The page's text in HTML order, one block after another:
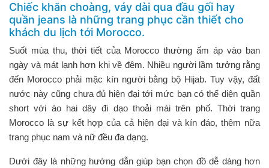
Chiếc khăn choàng, váy dài qua đầu gối hay
quần jeans là những trang phục cần thiết cho
khách du lịch tới Morocco.
Suốt mùa thu, thời tiết của Morocco thường ấm áp vào ban
ngày và mát lạnh hơn khi về đêm. Nhiều người lầm tưởng rằng
đến Morocco phải mặc kín người bằng bộ Hijab. Tuy vậy, đất
nước này cũng chưa đủ hiện đại tới mức bạn có thể diện quần
short với áo hai dây đi dạo thoải mái trên phố. Thời trang
Morocco là sự kết hợp của cả hiện đại và kín đáo, thêm nữa
trang phục nam và nữ đều đa dạng.
Dưới đây là những hướng dẫn giúp bạn chọn đồ dễ dàng hơn